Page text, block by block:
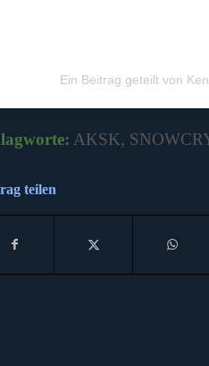
Ein Beitrag geteilt von
AKSK,
teilen